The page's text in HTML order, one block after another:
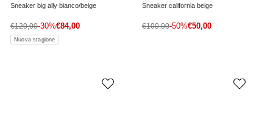
Sneaker big ally bianco/beige
Prezzo di vendita
€84,00
Prezzo normale
€120,00-30%
Nuova stagione
Sneaker california beige
Prezzo di vendita
€50,00
Prezzo normale
€100,00-50%